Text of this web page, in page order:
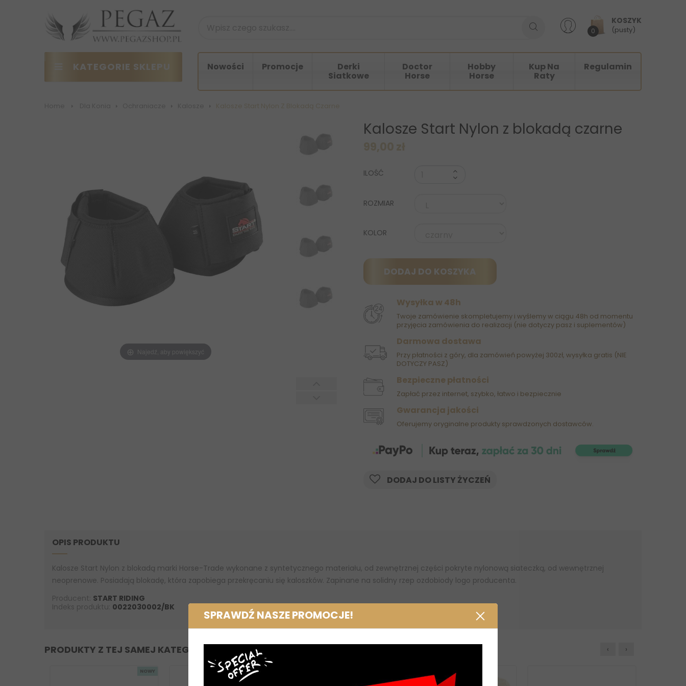
SPRAWDŹ NASZE PROMOCJE!
KOSZYK
0 (pusty)
KATEGORIE SKLEPU Nowości Promocje Derki
Siatkowe
Doctor
Horse
Hobby
Horse
Kup Na
Raty
Regulamin
Najedź, aby powiększyć
Kalosze Start Nylon z blokadą czarne
ILOŚĆ
ROZMIAR
KOLOR
DODAJ DO KOSZYKA
Wysyłka w 48h
Twoje zamówienie skompletujemy i wyślemy w ciągu 48h od momentu
przyjęcia zamówienia do realizacji (nie dotyczy pasz i suplementów)
Darmowa dostawa
Przy płatności z góry, dla zamówień powyżej 300zł, wysyłka gratis (NIE
DOTYCZY PASZ)
Bezpieczne płatności
Zapłać przez internet, szybko, łatwo i bezpiecznie
Gwarancja jakości
Oferujemy oryginalne produkty sprawdzonych dostawców.
DODAJ DO LISTY ŻYCZEŃ
OPIS PRODUKTU
Kalosze Start Nylon z blokadą marki Horse-Trade wykonane z syntetycznego materiału, od zewnętrznej części pokryte nylonową siateczką, od wewnętrznej
neoprenowe. Posiadają blokadę, która zapobiega przekręcaniu się kaloszków. Zapinane na solidny rzep ozdobiody logo producenta.
Producent: START RIDING
Indeks produktu: 0022030002/BK
PRODUKTY Z TEJ SAMEJ KATEGORII
NOWY
‹ ›